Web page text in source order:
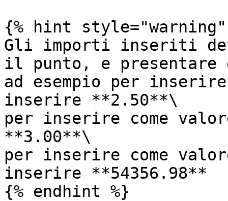
{% hint style="warning"
Gli importi inseriti
il punto, e presentare
ad esempio per
inserire **2.50**\
per inserire come
**3.00**\
per inserire come
inserire **54356.98**
{% endhint %}